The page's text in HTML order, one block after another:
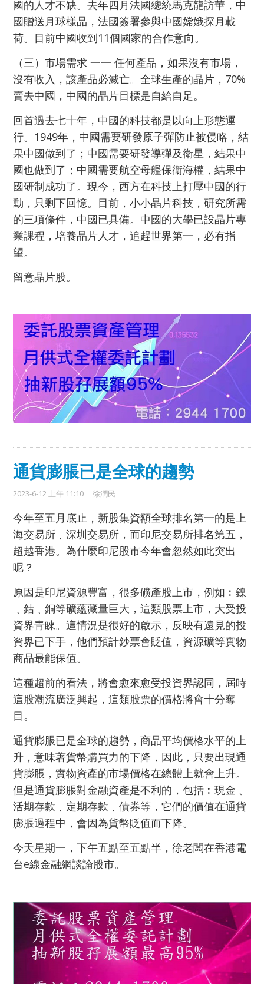
國的人才不缺。去年四月法國總統馬克龍訪華，中
國贈送月球樣品，法國簽署參與中國嫦娥探月載
荷。目前中國收到11個國家的合作意向。
（三）市場需求 一一 任何產品，如果沒有市場，
沒有收入，該產品必滅亡。全球生產的晶片，70%
賣去中國，中國的晶片目標是自給自足。
回首過去七十年，中國的科技都是以向上形態運
行。1949年，中國需要研發原子彈防止被侵略，結
果中國做到了；中國需要研發導彈及衛星，結果中
國也做到了；中國需要航空母艦保衞海權，結果中
國研制成功了。現今，西方在科技上打壓中國的行
動，只剩下回憶。目前，小小晶片科技，研究所需
的三項條件，中國已具備。中國的大學已設晶片專
業課程，培養晶片人才，追趕世界第一，必有指
望。
留意晶片股。
通貨膨脹已是全球的趨勢
2023-6-12 上午 11:10 徐潤民
今年至五月底止，新股集資額全球排名第一的是上
海交易所﹑深圳交易所，而印尼交易所排名第五，
超越香港。為什麼印尼股市今年會忽然如此突出
呢？
原因是印尼資源豐富，很多礦產股上市，例如︰鎳
﹑鈷﹑銅等礦蘊藏量巨大，這類股票上市，大受投
資界青睞。這情況是很好的啟示，反映有遠見的投
資界已下手，他們預計鈔票會貶值，資源礦等實物
商品最能保值。
這種超前的看法，將會愈來愈受投資界認同，屆時
這股潮流廣泛興起，這類股票的價格將會十分奪
目。
通貨膨脹已是全球的趨勢，商品平均價格水平的上
升，意味著貨幣購買力的下降，因此，只要出現通
貨膨脹，實物資產的市場價格在總體上就會上升。
但是通貨膨脹對金融資產是不利的，包括︰現金﹑
活期存款﹑定期存款﹑債券等，它們的價值在通貨
膨脹過程中，會因為貨幣貶值而下降。
今天星期一，下午五點至五點半，徐老闆在香港電
台e線金融網談論股市。